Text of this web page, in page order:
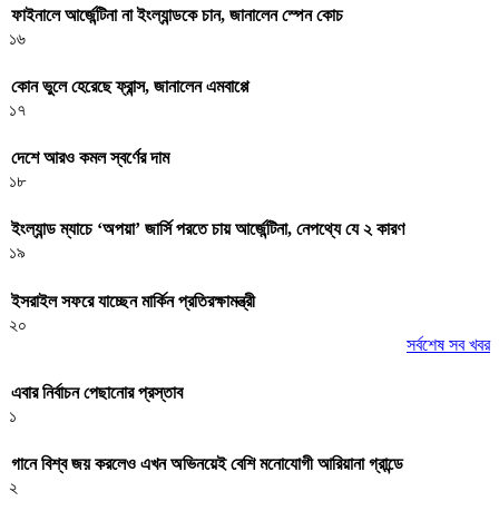
ফাইনালে আর্জেন্টিনা না ইংল্যান্ডকে চান, জানালেন স্পেন কোচ
১৬
কোন ভুলে হেরেছে ফ্রান্স, জানালেন এমবাপ্পে
১৭
দেশে আরও কমল স্বর্ণের দাম
১৮
ইংল্যান্ড ম্যাচে ‘অপয়া’ জার্সি পরতে চায় আর্জেন্টিনা, নেপথ্যে যে ২ কারণ
১৯
ইসরাইল সফরে যাচ্ছেন মার্কিন প্রতিরক্ষামন্ত্রী
২০
সর্বশেষ সব খবর
এবার নির্বাচন পেছানোর প্রস্তাব
১
গানে বিশ্ব জয় করলেও এখন অভিনয়েই বেশি মনোযোগী আরিয়ানা গ্রান্ডে
২